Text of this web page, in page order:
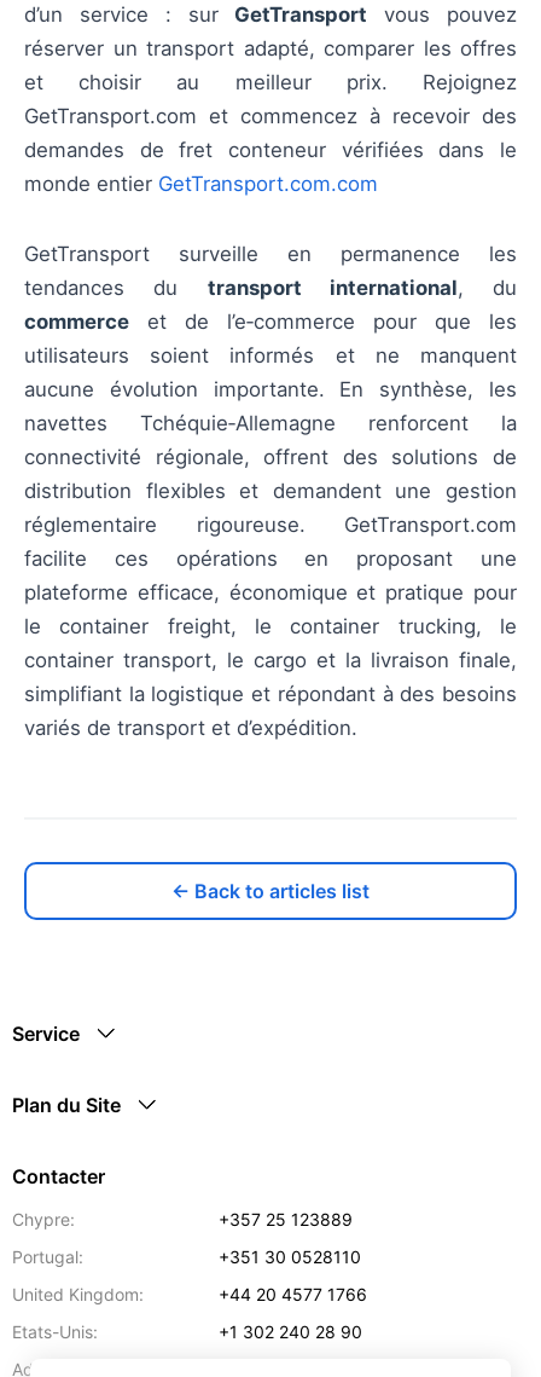
d’un service : sur GetTransport vous pouvez
réserver un transport adapté, comparer les offres
et choisir au meilleur prix. Rejoignez
GetTransport.com et commencez à recevoir des
demandes de fret conteneur vérifiées dans le
monde entier GetTransport.com.com
GetTransport surveille en permanence les
tendances du transport international, du
commerce et de l’e‑commerce pour que les
utilisateurs soient informés et ne manquent
aucune évolution importante. En synthèse, les
navettes Tchéquie‑Allemagne renforcent la
connectivité régionale, offrent des solutions de
distribution flexibles et demandent une gestion
réglementaire rigoureuse. GetTransport.com
facilite ces opérations en proposant une
plateforme efficace, économique et pratique pour
le container freight, le container trucking, le
container transport, le cargo et la livraison finale,
simplifiant la logistique et répondant à des besoins
variés de transport et d’expédition.
← Back to articles list
Service
Plan du Site
Contacter
Chypre:
+357 25 123889
Portugal:
+351 30 0528110
United Kingdom:
+44 20 4577 1766
Etats-Unis:
+1 302 240 28 90
Adresse: